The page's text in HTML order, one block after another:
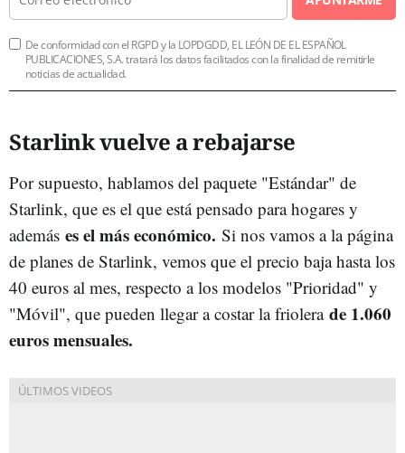
De conformidad con el RGPD y la LOPDGDD, EL LEÓN DE EL ESPAÑOL
PUBLICACIONES, S.A. tratará los datos facilitados con la finalidad de remitirle
noticias de actualidad.
Starlink vuelve a rebajarse
Por supuesto, hablamos del paquete "Estándar" de
Starlink, que es el que está pensado para hogares y
además es el más económico. Si nos vamos a la página
de planes de Starlink, vemos que el precio baja hasta los
40 euros al mes, respecto a los modelos "Prioridad" y
"Móvil", que pueden llegar a costar la friolera de 1.060
euros mensuales.